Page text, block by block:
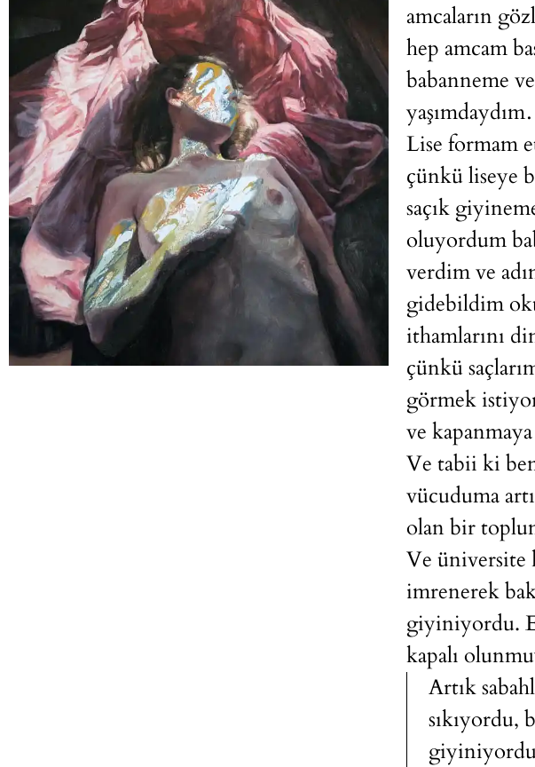
amcaların
hep amcam
babanneme
Lise formam
çünkü liseye
saçık
oluyordum
verdim ve
gidebildim
ithamlarını
çünkü
görmek
ve
Ve tabii ki
vücuduma
olan bir
Ve üniversite
imrenerek
giyiniyordu.
kapalı
Artık
sıkıyordu,